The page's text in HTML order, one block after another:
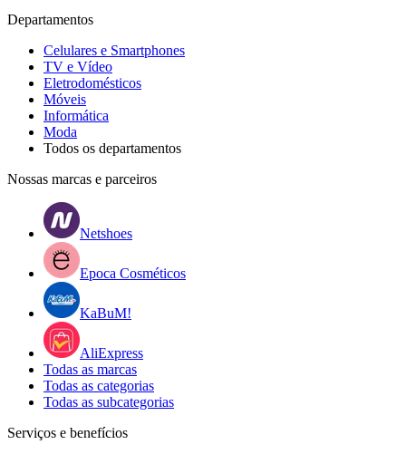
Departamentos
Celulares e Smartphones
TV e Vídeo
Eletrodomésticos
Móveis
Informática
Moda
Todos os departamentos
Nossas marcas e parceiros
Netshoes
Epoca Cosméticos
KaBuM!
AliExpress
Todas as marcas
Todas as categorias
Todas as subcategorias
Serviços e benefícios